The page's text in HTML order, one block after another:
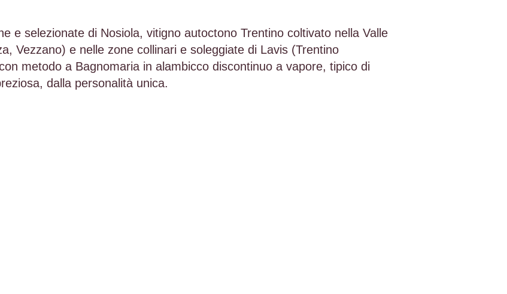
e selezionate di Nosiola, vitigno autoctono Trentino coltivato nella Valle
Vezzano) e nelle zone collinari e soleggiate di Lavis (Trentino
metodo a Bagnomaria in alambicco discontinuo a vapore, tipico di
dalla personalità unica.